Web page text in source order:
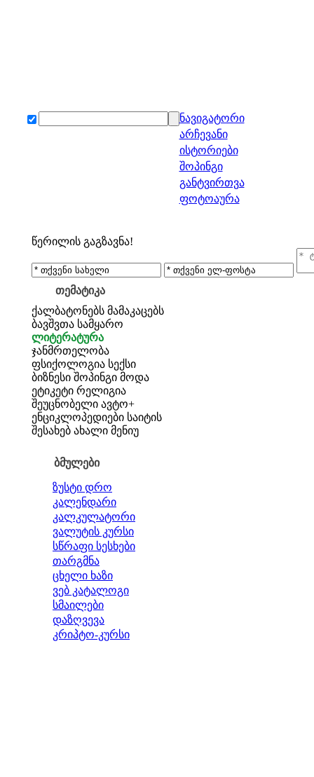
ნავიგატორი
არჩევანი
ისტორიები
შოპინგი
განტვირთვა
ფოტოაურა
წერილის გაგზავნა!
თემატიკა
ქალბატონებს მამაკაცებს
ბავშვთა სამყარო
ლიტერატურა
ჯანმრთელობა
ფსიქოლოგია სექსი
ბიზნესი შოპინგი მოდა
ეტიკეტი რელიგია
შეუცნობელი ავტო+
ენციკლოპედიები საიტის
შესახებ ახალი მენიუ
ბმულები
ზუსტი დრო
კალენდარი
კალკულატორი
ვალუტის კურსი
სწრაფი სესხები
თარგმნა
ცხელი ხაზი
ვებ კატალოგი
სმაილები
დაზღვევა
კრიპტო-კურსი